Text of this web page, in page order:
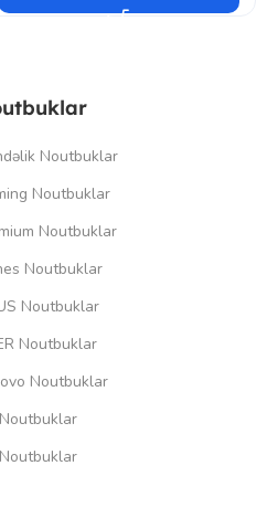
Noutbuklar
Noutbuklar
Noutbuklar
Noutbuklar
Noutbuklar
Noutbuklar
Noutbuklar